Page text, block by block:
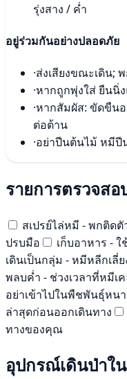
รุ่งสาง / ค่ำ
อยู่ร่วมกันอย่างปลอดภัย
·ส่งเสียงขณะเดิน;
·หากถูกพุ่งใส่ ยืนนิ่
·หากสัมผัส: ขัดขืน
ต่อต้าน
·อย่าปีนต้นไม้ หมีปี
รายการตรวจส
สเปรย์ไล่หมี - พกติด
ปรบมือ
เก็บอาหาร -
เดินเป็นกลุ่ม - หมีหลีกเลี่
พลบค่ำ - ช่วงเวลาที่หมีเ
อย่าเข้าไปในพืชพันธุ์หน
ล่าสุดก่อนออกเดินทาง
ทางของคุณ
อุปกรณ์เดินป่าใ